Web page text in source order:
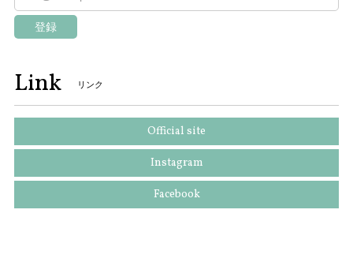
登録
Link リンク
Official site
Instagram
Facebook